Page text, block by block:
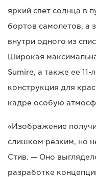
яркий свет солнца в
бортов самолетов, а
внутри одного из
Широкая
Sumire, а также ее 11-
конструкция для
кадре особую
«Изображение
слишком резким, но
Стив. — Оно
разработке